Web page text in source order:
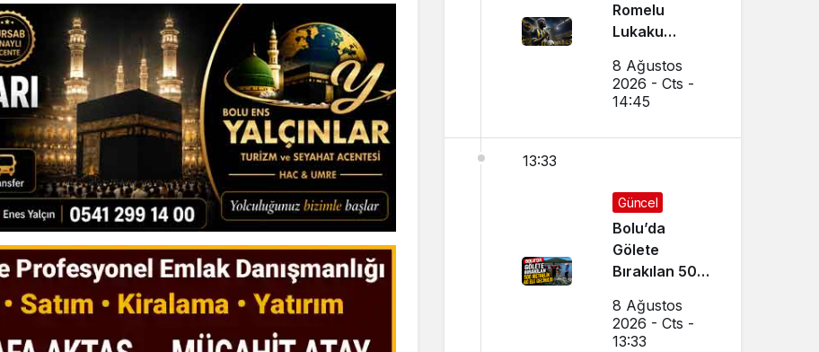
Romelu
Lukaku
Napoli ile
Görüşmeler
8 Ağustos
2026 - Cts -
14:45
13:33
Güncel
Bolu’da
Gölete
Bırakılan 500
Ele Geçirildi
8 Ağustos
2026 - Cts -
13:33